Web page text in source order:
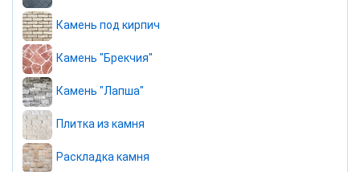
Камень под кирпич
Камень "Брекчия"
Камень "Лапша"
Плитка из камня
Раскладка камня